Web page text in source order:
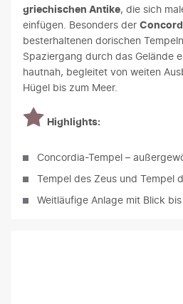
griechischen Antike, die sich
einfügen. Besonders der
besterhaltenen dorischen
Spaziergang durch das Gelände
hautnah, begleitet von weiten
Hügel bis zum Meer.
Highlights:
Concordia-Tempel –
Tempel des Zeus und Tempel
Weitläufige Anlage mit Blick